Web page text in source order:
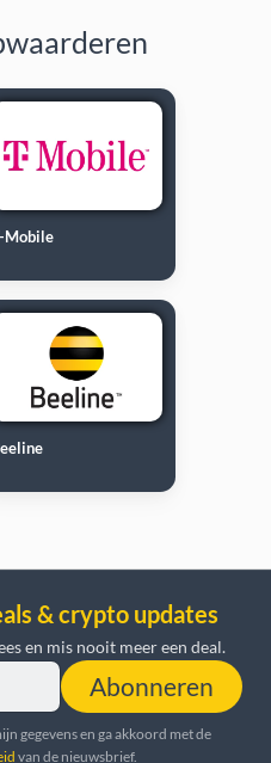
Mobile
& crypto updates
en mis nooit meer een deal.
Abonneren
gegevens en ga akkoord met de
van de nieuwsbrief.